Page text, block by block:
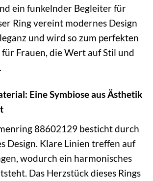
ein funkelnder Begleiter für
Ring vereint modernes Design
und wird so zum perfekten
Frauen, die Wert auf Stil und
Eine Symbiose aus Ästhetik
88602129 besticht durch
Design. Klare Linien treffen auf
wodurch ein harmonisches
Das Herzstück dieses Rings